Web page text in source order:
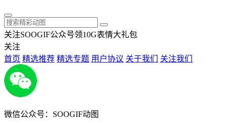
关注SOOGIF公众号领10G表情大礼包
关注
首页 精选推荐 精选专题 用户协议 关于我们 关注我们
微信公众号：SOOGIF动图